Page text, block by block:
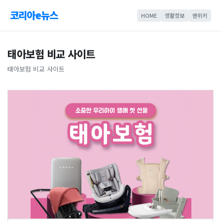
코리아e뉴스 HOME 생활정보 맨위키
태아보험 비교 사이트
태아보험 비교 사이트